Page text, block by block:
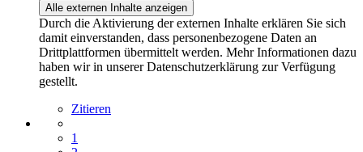
Alle externen Inhalte anzeigen
Durch die Aktivierung der externen Inhalte erklären Sie sich
damit einverstanden, dass personenbezogene Daten an
Drittplattformen übermittelt werden. Mehr Informationen dazu
haben wir in unserer Datenschutzerklärung zur Verfügung
gestellt.
Zitieren
1